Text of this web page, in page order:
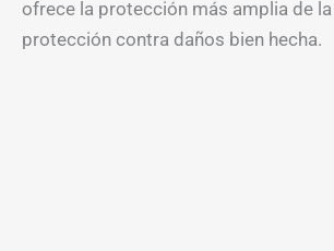
ofrece la protección más amplia de
protección contra daños bien hecha.